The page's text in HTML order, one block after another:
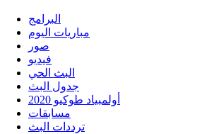
البرامج
مباريات اليوم
صور
فيديو
البث الحي
جدول البث
أولمبياد طوكيو 2020
مسابقات
ترددات البث